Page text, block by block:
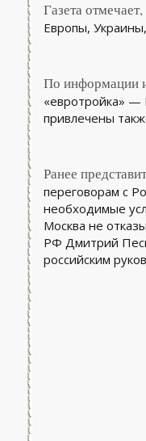
Газета
Европы,
По информации
«евротройка» —
привлечены
Ранее
переговорам с
необходимые
Москва не
РФ Дмитрий
российским